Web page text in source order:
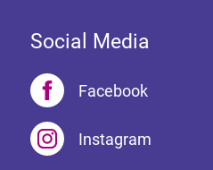
Social Media
Facebook
Instagram